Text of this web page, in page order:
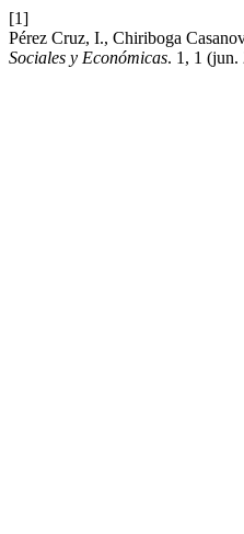
[1]
Pérez Cruz, I., Chiriboga
Sociales y Económicas. 1, 1 (jun.